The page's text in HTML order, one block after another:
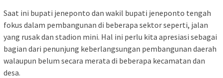
Saat ini bupati jeneponto dan wakil bupati jeneponto tengah
fokus dalam pembangunan di beberapa sektor seperti, jalan
yang rusak dan stadion mini. Hal ini perlu kita apresiasi sebagai
bagian dari penunjung keberlangsungan pembangunan daerah
walaupun belum secara merata di beberapa kecamatan dan
desa.